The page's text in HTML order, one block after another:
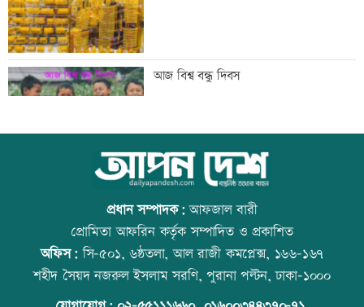
তিস্তা মহাপরিকল্পনার কাজ শিগগিরই শুরু
হচ্ছে: প্রতিমন্ত্রী ফরহাদ
অতিরিক্ত মদপানে এক ব্যক্তির মৃত্যু
ইবির গবেষণাপত্র প্রত্যাহারের ঘটনায় তদন্ত
কমিটি
আজ বিশ্ব বন্ধু দিবস
কোরআন-হাদিসে নামাজ না পড়ার শাস্তি
উত্থান-পতনের বাজারে আজ স্বর্ণের ভরি কত
প্রধান সম্পাদক:আফজাল বারী
প্রোমিতা আফরিন কর্তৃক সম্পাদিত ও প্রকাশিত
অফিস:সি-৫০১, ৬ষ্ঠতলা, আল রাজী কমপ্লেক্স, ১৬৬-১৬৭
শহীদ সৈয়দ নজরুল ইসলাম সরণি, পুরানা পল্টন, ঢাকা-১০০০